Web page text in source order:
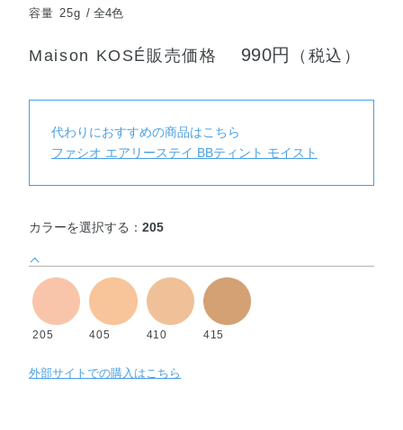
容量 25g 全4色
Maison KOSÉ販売価格 990円 （税込）
代わりにおすすめの商品はこちら
ファシオ エアリーステイ BBティント モイスト
カラーを選択する：205
205 405 410 415
外部サイトでの購入はこちら